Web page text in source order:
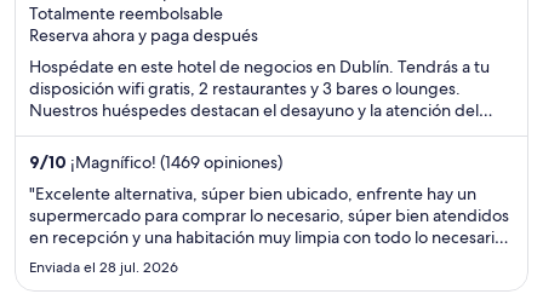
of
5
Totalmente reembolsable
Reserva ahora y paga después
Hospédate en este hotel de negocios en Dublín. Tendrás a tu
disposición wifi gratis, 2 restaurantes y 3 bares o lounges.
Nuestros huéspedes destacan el desayuno y la atención del
personal en sus opiniones. Estarás muy cerca de atracciones
como Grafton Street y O'Connell Street.
9/10 ¡Magnífico! (1469 opiniones)
"Excelente alternativa, súper bien ubicado, enfrente hay un
supermercado para comprar lo necesario, súper bien atendidos
en recepción y una habitación muy limpia con todo lo necesario.
Lo recomiendo enormemente!"
Enviada el 28 jul. 2026